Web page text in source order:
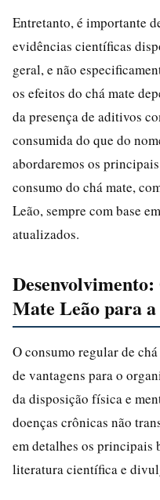
Entretanto, é importante
evidências científicas
geral, e não
os efeitos do chá mate
da presença de aditivos
consumida do que do
abordaremos os
consumo do chá mate,
Leão, sempre com base
atualizados.
Mate Leão para a
O consumo regular de
de vantagens para o
da disposição física e
doenças crônicas não
em detalhes os principais
literatura científica e